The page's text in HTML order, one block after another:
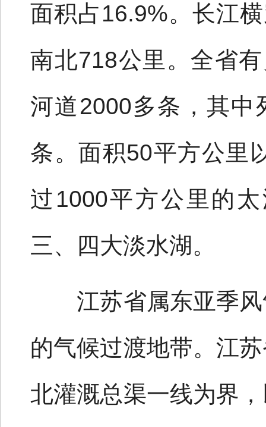
面积占16.9%。长江
南北718公里。全省
河道2000多条，其中
条。面积50平方公里
过1000平方公里的
三、四大淡水湖。
江苏省属东亚季风
的气候过渡地带。江
北灌溉总渠一线为界